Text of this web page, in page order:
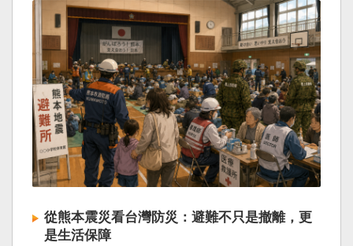
從熊本震災看台灣防災：避難不只是撤離，更
是生活保障